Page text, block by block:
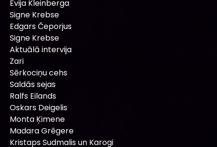
Evija Kleinberga
Signe Krebse
Edgars Čeporjus
Signe Krebse
Aktuālā intervija
Zari
Sērkociņu cehs
Saldās sejas
Ralfs Eilands
Oskars Deigelis
Monta Ķimene
Madara Grēgere
Kristaps Sudmalis un Karogi